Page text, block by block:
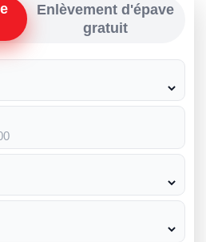
Enlèvement d'épave
gratuit